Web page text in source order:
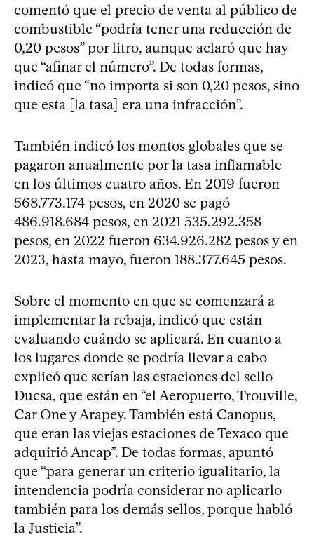
comentó que el precio de venta al público de
combustible “podría tener una reducción de
0,20 pesos” por litro, aunque aclaró que hay
que “afinar el número”. De todas formas,
indicó que “no importa si son 0,20 pesos, sino
que esta [la tasa] era una infracción”.
También indicó los montos globales que se
pagaron anualmente por la tasa inflamable
en los últimos cuatro años. En 2019 fueron
568.773.174 pesos, en 2020 se pagó
486.918.684 pesos, en 2021 535.292.358
pesos, en 2022 fueron 634.926.282 pesos y en
2023, hasta mayo, fueron 188.377.645 pesos.
Sobre el momento en que se comenzará a
implementar la rebaja, indicó que están
evaluando cuándo se aplicará. En cuanto a
los lugares donde se podría llevar a cabo
explicó que serían las estaciones del sello
Ducsa, que están en “el Aeropuerto, Trouville,
Car One y Arapey. También está Canopus,
que eran las viejas estaciones de Texaco que
adquirió Ancap”. De todas formas, apuntó
que “para generar un criterio igualitario, la
intendencia podría considerar no aplicarlo
también para los demás sellos, porque habló
la Justicia”.